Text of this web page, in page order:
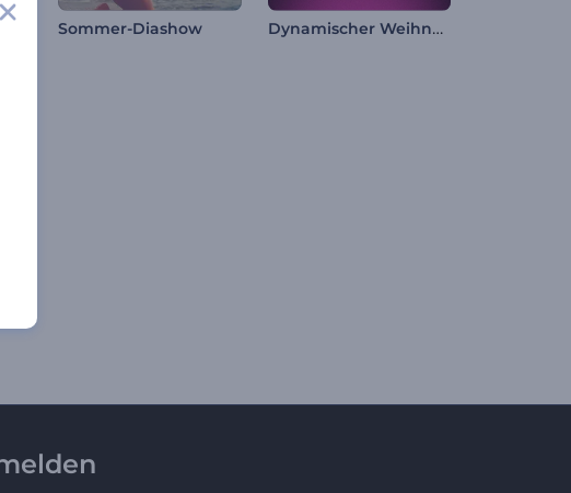
Sommer-Diashow Dynamischer Weihnachts-Opener